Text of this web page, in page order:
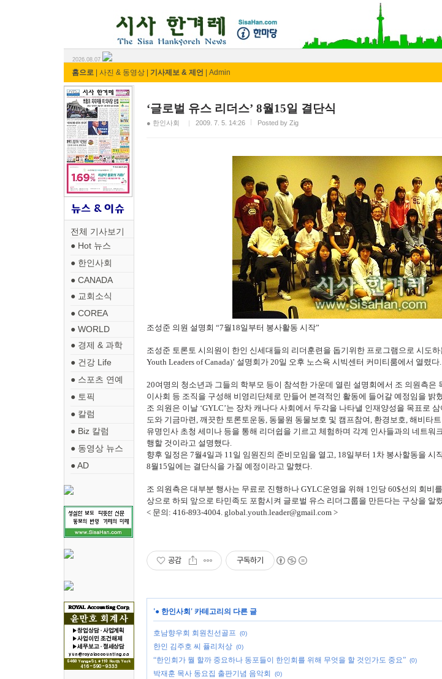
2026.08.07
홈으로 사진 & 동영상 기사제보 & 제언 Admin
전체 기사보기
● Hot 뉴스
● 한인사회
● CANADA
● 교회소식
● COREA
● WORLD
● 경제 & 과학
● 건강 Life
● 스포츠 연예
● 토픽
● 칼럼
● Biz 칼럼
● 동영상 뉴스
● AD
‘글로벌 유스 리더스’ 8월15일 결단식
● 한인사회 2009. 7. 5. 14:26 Posted by Zig
조성준 의원 설명회 “7월18일부터 봉사활동 시작”
조성준 토론토 시의원이 한인 신세대들의 리더훈련을 돕기위한 프로그램으로 시도
Youth Leaders of Canada)’ 설명회가 20일 오후 노스욕 시빅센터 커미티룸에서 열렸다.
20여명의 청소년과 그들의 학부모 등이 참석한 가운데 열린 설명회에서 조 의원측은
이사회 등 조직을 구성해 비영리단체로 만들어 본격적인 활동에 들어갈 예정임을 밝
조 의원은 이날 ‘GYLC’는 장차 캐나다 사회에서 두각을 나타낼 인재양성을 목표로
도와 기금마련, 깨끗한 토론토운동, 동물원 동물보호 및 캠프참여, 환경보호, 해비타
유명인사 초청 세미나 등을 통해 리더쉽을 기르고 체험하며 각계 인사들과의 네트워
행할 것이라고 설명했다.
향후 일정은 7월4일과 11일 임원진의 준비모임을 열고, 18일부터 1차 봉사할동을 시
8월15일에는 결단식을 가질 예정이라고 말했다.
조 의원측은 대부분 행사는 무료로 진행하나 GYLC운영을 위해 1인당 60$선의 회비
상으로 하되 앞으로 타민족도 포함시켜 글로벌 유스 리더그룹을 만든다는 구상을 알
< 문의: 416-893-4004. global.youth.leader@gmail.com >
공감 구독하기
'● 한인사회 ' 카테고리의 다른 글
호남향우회 회원친선골프 (0)
한인 김주호 씨 퓰리처상 (0)
“한인회가 뭘 할까 중요하나 동포들이 한인회를 위해 무엇을 할 것인가도 중요” (0)
박재훈 목사 동요집 출판기념 음악회 (0)